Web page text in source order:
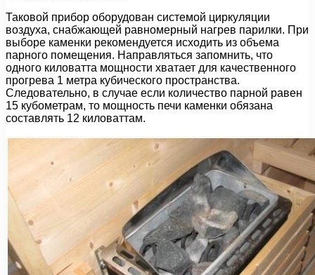
Таковой прибор оборудован системой циркуляции
воздуха, снабжающей равномерный нагрев парилки. При
выборе каменки рекомендуется исходить из объема
парного помещения. Направляться запомнить, что
одного киловатта мощности хватает для качественного
прогрева 1 метра кубического пространства.
Следовательно, в случае если количество парной равен
15 кубометрам, то мощность печи каменки обязана
составлять 12 киловаттам.